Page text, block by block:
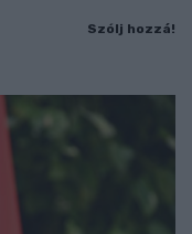
Szólj hozzá!